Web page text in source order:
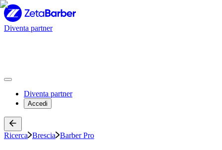
Diventa partner
Diventa partner
Accedi
Ricerca Brescia Barber Pro